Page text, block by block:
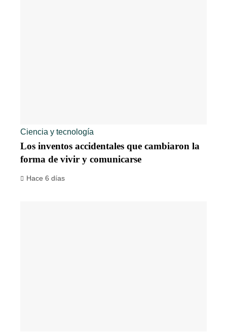
Ciencia y tecnología
Los inventos accidentales que cambiaron la
forma de vivir y comunicarse
Hace 6 días